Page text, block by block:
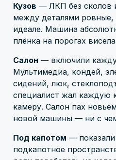
Кузов — ЛКП без сколов
между деталями ровные,
идеале. Машина
плёнка на порогах
Салон — включили
Мультимедиа, кондей,
сидений, люк,
специалист жал каждую
камеру. Салон пах
новой машины — ни с
Под капотом —
подкапотное